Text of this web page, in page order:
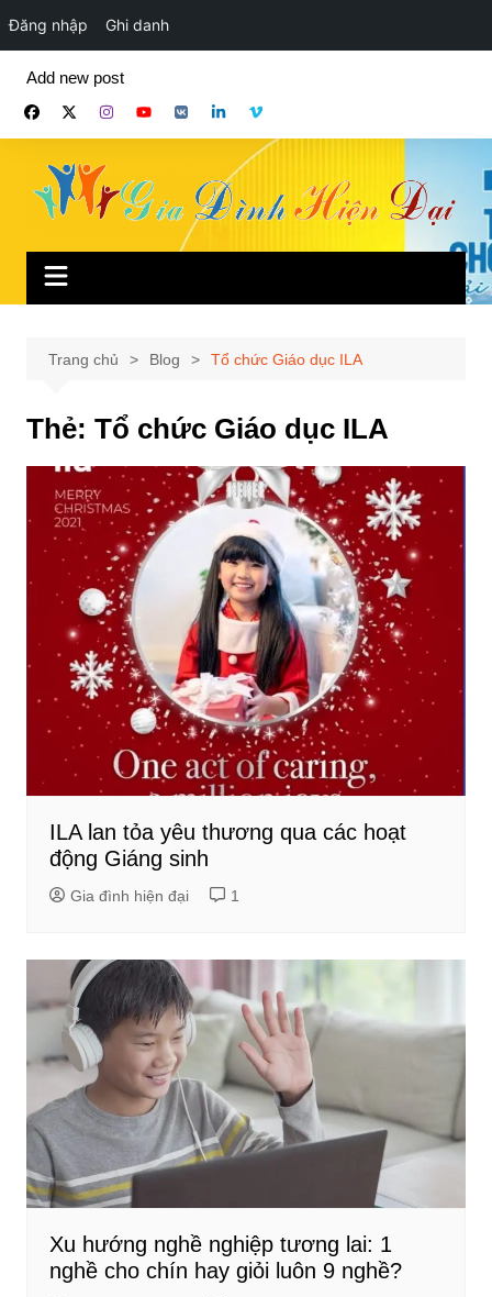
Đăng nhập Ghi danh
phần
Add new post
Trang chủ Blog Tổ chức Giáo dục ILA
Thẻ: Tổ chức Giáo dục ILA
ILA lan tỏa yêu thương qua các hoạt
động Giáng sinh
Gia đình hiện đại 1
Xu hướng nghề nghiệp tương lai: 1
nghề cho chín hay giỏi luôn 9 nghề?